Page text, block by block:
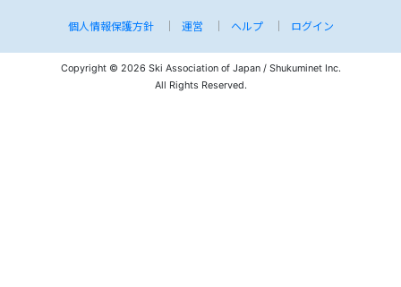
個人情報保護方針 運営 ヘルプ ログイン
Copyright © 2026 Ski Association of Japan / Shukuminet Inc.
All Rights Reserved.